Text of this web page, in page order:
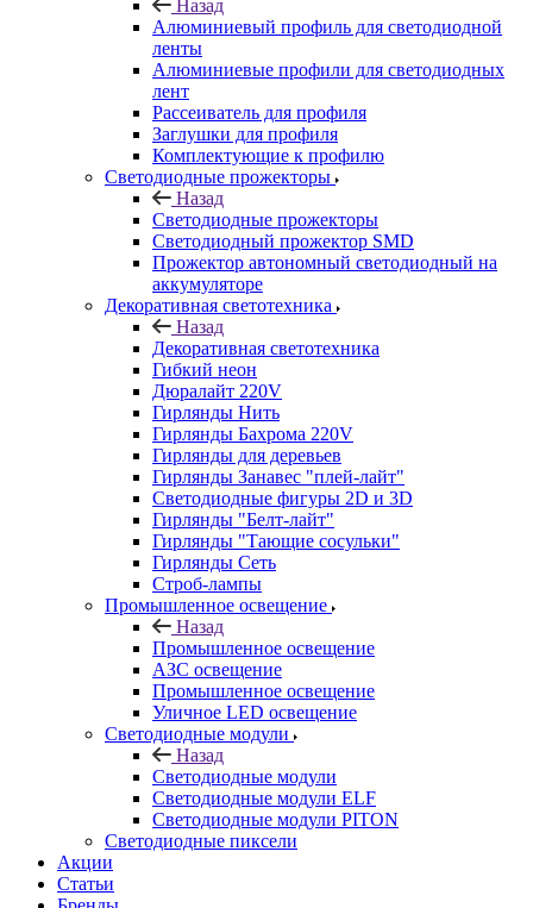
Назад
Алюминиевый профиль для светодиодной
ленты
Алюминиевые профили для светодиодных
лент
Рассеиватель для профиля
Заглушки для профиля
Комплектующие к профилю
Светодиодные прожекторы
Назад
Светодиодные прожекторы
Светодиодный прожектор SMD
Прожектор автономный светодиодный на
аккумуляторе
Декоративная светотехника
Назад
Декоративная светотехника
Гибкий неон
Дюралайт 220V
Гирлянды Нить
Гирлянды Бахрома 220V
Гирлянды для деревьев
Гирлянды Занавес "плей-лайт"
Светодиодные фигуры 2D и 3D
Гирлянды "Белт-лайт"
Гирлянды "Тающие сосульки"
Гирлянды Сеть
Строб-лампы
Промышленное освещение
Назад
Промышленное освещение
АЗС освещение
Промышленное освещение
Уличное LED освещение
Светодиодные модули
Назад
Светодиодные модули
Светодиодные модули ELF
Светодиодные модули PITON
Светодиодные пиксели
Акции
Статьи